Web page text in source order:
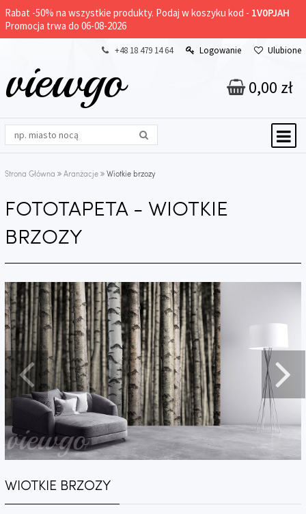
Rabat -50% na wszystkie produkty. Podaj w koszyku kod - 1V0PJAH
Promocja trwa do 06-08-2026
+48 18 479 14 64 Logowanie Ulubione
viewgo 0,00 zł
Strona Główna Aranżacje Wiotkie brzozy
FOTOTAPETA - WIOTKIE
BRZOZY
WIOTKIE BRZOZY